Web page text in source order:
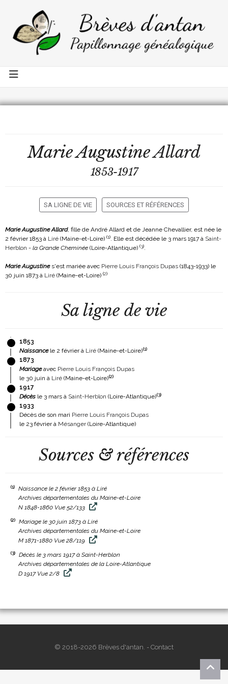
Marie AugustineAllard
1853-1917
SA LIGNE DE VIE SOURCES ET RÉFÉRENCES
Marie Augustine Allard, fille de André Allard et de Jeanne Chevallier, est née le
2 février 1853 à Liré (Maine-et-Loire) (1). Elle est décédée le 3 mars 1917 à Saint-
Herblon - la Grande Cheminée (Loire-Atlantique) (3).
Marie Augustines'est mariée avec Pierre Louis François Dupas (1843-1933) le
30 juin 1873 à Liré (Maine-et-Loire) (2)
Sa ligne de vie
1853
Naissancele 2 février à Liré (Maine-et-Loire)(1)
1873
Mariageavec Pierre Louis François Dupas
le 30 juin à Liré (Maine-et-Loire)(2)
1917
Décès le 3 mars à Saint-Herblon (Loire-Atlantique)(3)
1933
Décès de son mari Pierre Louis François Dupas
le 23 février à Mésanger(Loire-Atlantique)
Sources & références
(1)
Naissance le 2 février 1853 à Liré
Archives départementales du Maine-et-Loire
N 1848-1860 Vue 52/133
(2)
Mariage le 30 juin 1873 à Liré
Archives départementales du Maine-et-Loire
M 1871-1880 Vue 28/119
(3)
Décès le 3 mars 1917 à Saint-Herblon
Archives départementales de la Loire-Atlantique
D 1917 Vue 2/8
© 2018-2026 Brèves d'antan. - Contact